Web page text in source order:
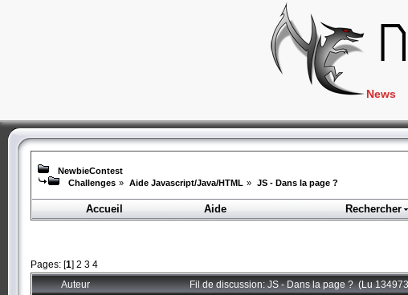
News
NewbieContest
Challenges » Aide Javascript/Java/HTML » JS - Dans la page ?
Accueil
Aide Rechercher
Pages: [1] 2 3 4
Auteur Fil de discussion: JS - Dans la page ? (Lu